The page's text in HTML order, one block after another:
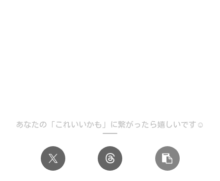
あなたの「これいいかも」に繋がったら嬉しいです☺️